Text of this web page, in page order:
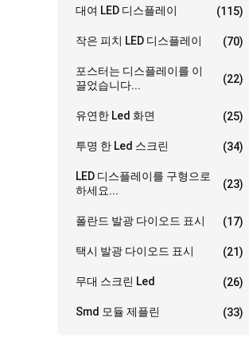
대여 LED 디스플레이 (115)
작은 피치 LED 디스플레이 (70)
포스터는 디스플레이를 이
끌었습니다...
(22)
유연한 Led 화면 (25)
투명 한 Led 스크린 (34)
LED 디스플레이를 구형으로
하세요...
(23)
폴란드 발광 다이오드 표시 (17)
택시 발광 다이오드 표시 (21)
무대 스크린 Led (26)
Smd 모듈 제플린 (33)